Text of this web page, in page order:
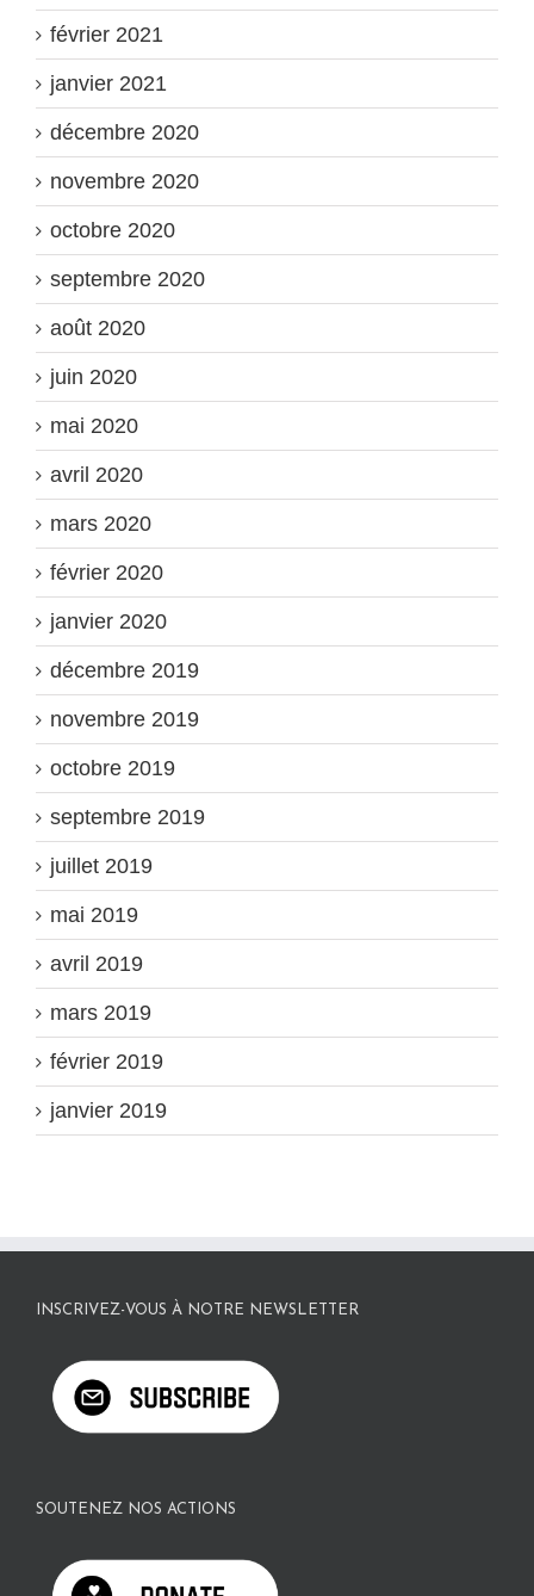
février 2021
janvier 2021
décembre 2020
novembre 2020
octobre 2020
septembre 2020
août 2020
juin 2020
mai 2020
avril 2020
mars 2020
février 2020
janvier 2020
décembre 2019
novembre 2019
octobre 2019
septembre 2019
juillet 2019
mai 2019
avril 2019
mars 2019
février 2019
janvier 2019
INSCRIVEZ-VOUS À NOTRE NEWSLETTER
SOUTENEZ NOS ACTIONS